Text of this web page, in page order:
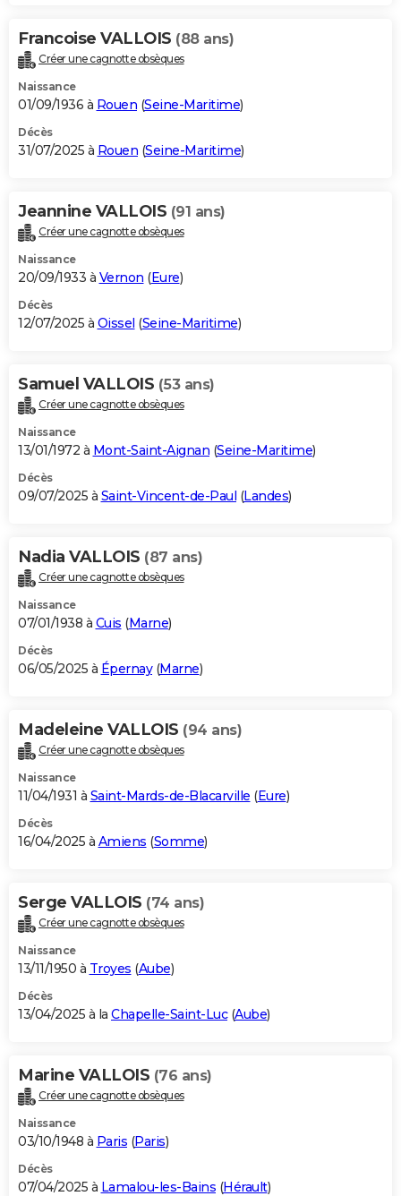
Francoise VALLOIS (88 ans)
Créer une cagnotte obsèques
Naissance
01/09/1936 à Rouen (Seine-Maritime)
Décès
31/07/2025 à Rouen (Seine-Maritime)
Jeannine VALLOIS (91 ans)
Créer une cagnotte obsèques
Naissance
20/09/1933 à Vernon (Eure)
Décès
12/07/2025 à Oissel (Seine-Maritime)
Samuel VALLOIS (53 ans)
Créer une cagnotte obsèques
Naissance
13/01/1972 à Mont-Saint-Aignan (Seine-Maritime)
Décès
09/07/2025 à Saint-Vincent-de-Paul (Landes)
Nadia VALLOIS (87 ans)
Créer une cagnotte obsèques
Naissance
07/01/1938 à Cuis (Marne)
Décès
06/05/2025 à Épernay(Marne)
Madeleine VALLOIS (94 ans)
Créer une cagnotte obsèques
Naissance
11/04/1931 à Saint-Mards-de-Blacarville (Eure)
Décès
16/04/2025 à Amiens (Somme)
Serge VALLOIS (74 ans)
Créer une cagnotte obsèques
Naissance
13/11/1950 à Troyes (Aube)
Décès
13/04/2025 à la Chapelle-Saint-Luc(Aube)
Marine VALLOIS (76 ans)
Créer une cagnotte obsèques
Naissance
03/10/1948 à Paris (Paris)
Décès
07/04/2025 à Lamalou-les-Bains (Hérault)